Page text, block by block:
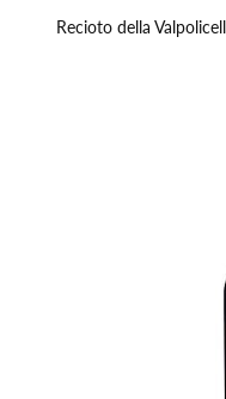
Recioto della